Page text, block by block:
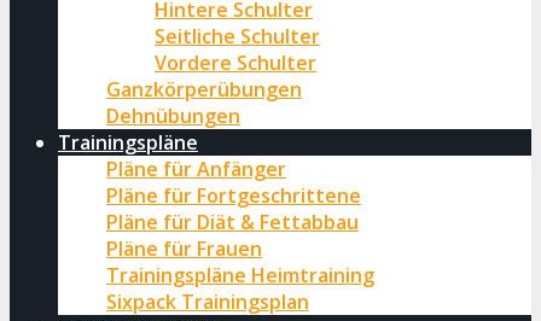
Hintere Schulter
Seitliche Schulter
Vordere Schulter
Ganzkörperübungen
Dehnübungen
Trainingspläne
Pläne für Anfänger
Pläne für Fortgeschrittene
Pläne für Diät & Fettabbau
Pläne für Frauen
Trainingspläne Heimtraining
Sixpack Trainingsplan